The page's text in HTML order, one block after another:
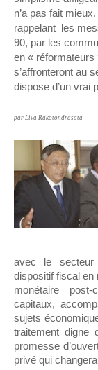
Chine :
Pays
Unknown
Course
Unknown
VTC :
Tsirisoa
Art et
n’a pas fait
rappelant les
90, par les
en « réformateurs
s’affronteront au
dispose d’un vrai
par Liva Rakotondrasata
avec le secteur
dispositif fiscal en
monétaire
capitaux,
sujets
traitement
promesse
privé qui